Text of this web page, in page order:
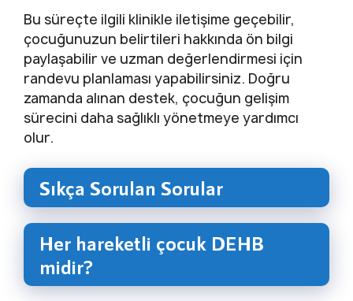
Bu süreçte ilgili klinikle iletişime geçebilir,
çocuğunuzun belirtileri hakkında ön bilgi
paylaşabilir ve uzman değerlendirmesi için
randevu planlaması yapabilirsiniz. Doğru
zamanda alınan destek, çocuğun gelişim
sürecini daha sağlıklı yönetmeye yardımcı
olur.
Sıkça Sorulan Sorular
Her hareketli çocuk DEHB
midir?